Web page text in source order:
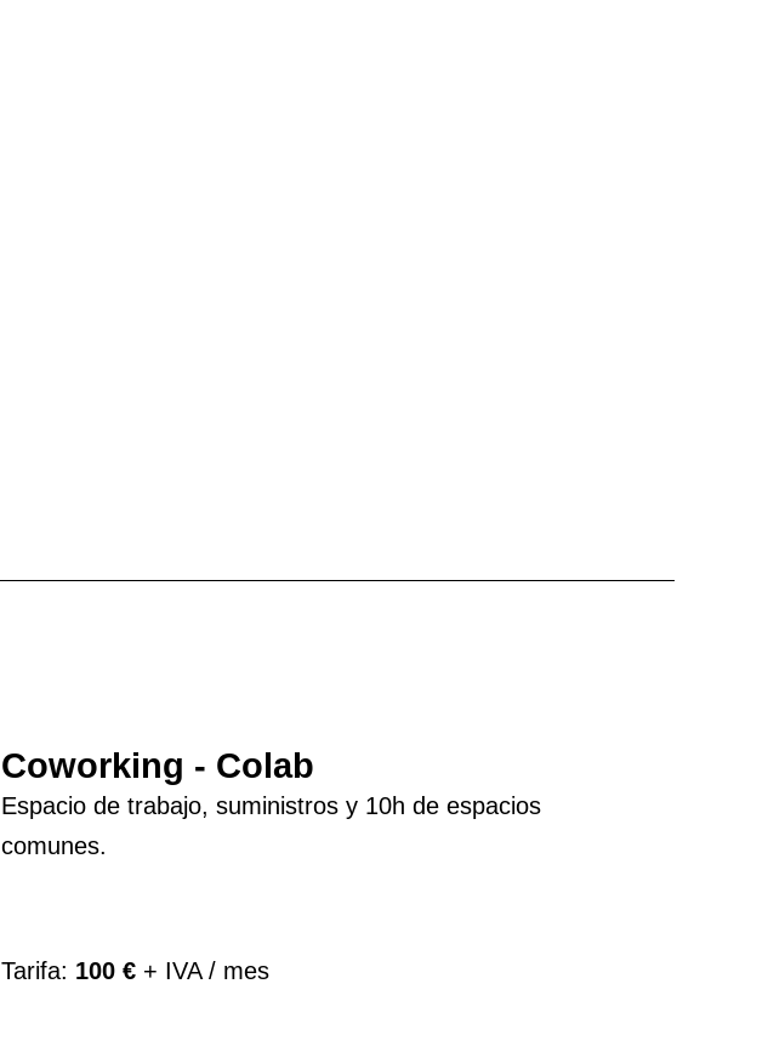
Coworking - Colab
Espacio de trabajo, suministros y 10h de espacios
comunes.
Tarifa: 100 € + IVA / mes